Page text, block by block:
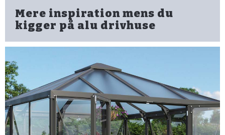
På Bygma.dk kan du købe vægdrivhuse i høj kvalitet fra det
anerkendte mærkeVitavia. Særligt Vitavia Helena skiller sig ud
konstruktion og design er skabt til den kræsne bolig- og haveejer,
Hvad er et vægdrivhus, og
hvordan adskiller det sig fra et
normalt drivhus?
Et vægdrivhus er et drivhus, der monteres direkte op ad en
eksisterende mur eller facade, hvorimod et normalt drivhus typisk
Mere inspiration mens du
kigger på alu drivhuse